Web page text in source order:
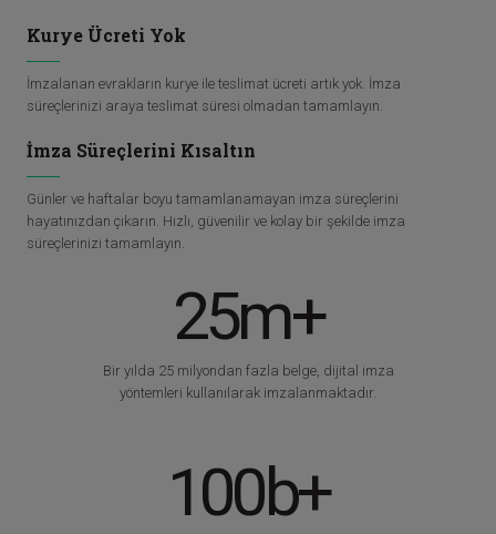
Kurye Ücreti Yok
İmzalanan evrakların kurye ile teslimat ücreti artık yok. İmza
süreçlerinizi araya teslimat süresi olmadan tamamlayın.
İmza Süreçlerini Kısaltın
Günler ve haftalar boyu tamamlanamayan imza süreçlerini
hayatınızdan çıkarın. Hızlı, güvenilir ve kolay bir şekilde imza
süreçlerinizi tamamlayın.
25m+
Bir yılda 25 milyondan fazla belge, dijital imza
yöntemleri kullanılarak imzalanmaktadır.
100b+